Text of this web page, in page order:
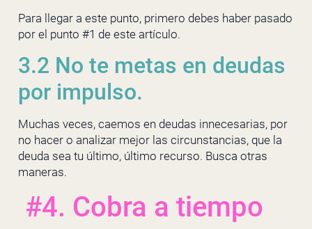
Para llegar a este punto, primero debes haber pasado
por el punto #1 de este artículo.
3.2 No te metas en deudas
por impulso.
Muchas veces, caemos en deudas innecesarias, por
no hacer o analizar mejor las circunstancias, que la
deuda sea tu último, último recurso. Busca otras
maneras.
#4. Cobra a tiempo